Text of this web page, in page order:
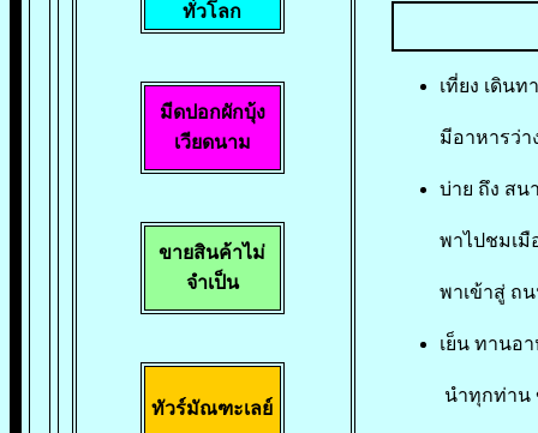
ทั่วโลก
มีดปอกผักบุ้ง
เวียดนาม
ขายสินค้าไม่
จำเป็น
ทัวร์มัณฑะเลย์
เที่ยง เดิน
มีอาหารว่า
บ่าย ถึง สน
พาไปชมเมื
พาเข้าสู่ ถ
เย็น ทานอ
นำทุกท่าน